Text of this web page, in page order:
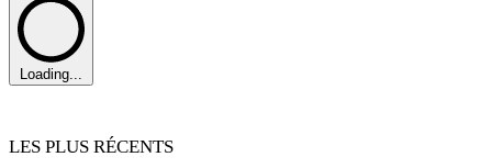
Loading...
LES PLUS RÉCENTS